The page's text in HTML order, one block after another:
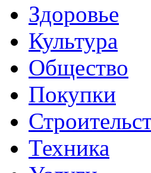
Здоровье
Культура
Общество
Покупки
Техника